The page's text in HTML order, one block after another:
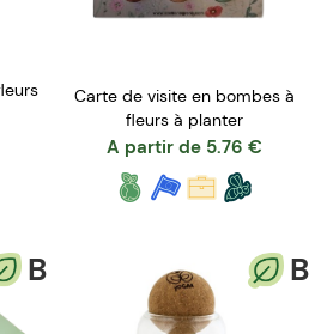
Carte de visite en bombes à
fleurs à planter
A partir de 5.76 €
B B